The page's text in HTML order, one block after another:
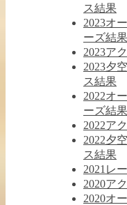
ス結果
2023オ
ーズ結果
2023ア
2023夕
ス結果
2022オ
ーズ結果
2022ア
2022夕
ス結果
2021レ
2020ア
2020オ